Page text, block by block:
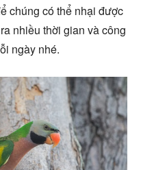
chúng có thể nhại được
nhiều thời gian và công
ngày nhé.